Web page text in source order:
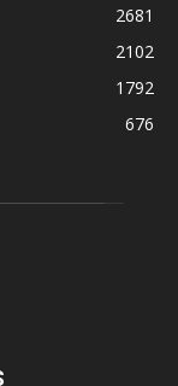
2681
2102
1792
676